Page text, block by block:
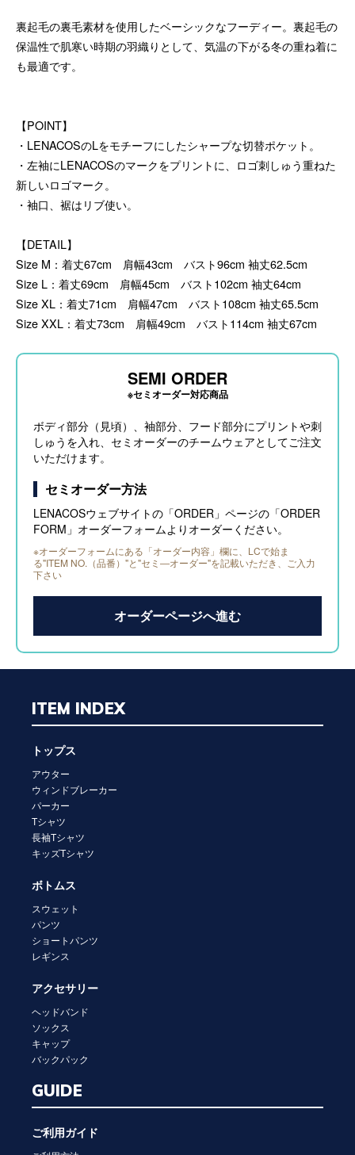
裏起毛の裏毛素材を使用したベーシックなフーディー。裏起毛の
保温性で肌寒い時期の羽織りとして、気温の下がる冬の重ね着に
も最適です。
【POINT】
・LENACOSのLをモチーフにしたシャープな切替ポケット。
・左袖にLENACOSのマークをプリントに、ロゴ刺しゅう重ねた
新しいロゴマーク。
・袖口、裾はリブ使い。
【DETAIL】
Size M：着丈67cm 肩幅43cm バスト96cm 袖丈62.5cm
Size L：着丈69cm 肩幅45cm バスト102cm 袖丈64cm
Size XL：着丈71cm 肩幅47cm バスト108cm 袖丈65.5cm
Size XXL：着丈73cm 肩幅49cm バスト114cm 袖丈67cm
SEMI ORDER
※セミオーダー対応商品
ボディ部分（見頃）、袖部分、フード部分にプリントや刺
しゅうを入れ、セミオーダーのチームウェアとしてご注文
いただけます。
セミオーダー方法
LENACOSウェブサイトの「ORDER」ページの「ORDER
FORM」オーダーフォームよりオーダーください。
※オーダーフォームにある「オーダー内容」欄に、LCで始ま
る"ITEM NO.（品番）"と"セミ―オーダー"を記載いただき、ご入力
下さい
オーダーページへ進む
ITEM INDEX
トップス
アウター
ウィンドブレーカー
パーカー
Tシャツ
長袖Tシャツ
キッズTシャツ
ボトムス
スウェット
パンツ
ショートパンツ
レギンス
アクセサリー
ヘッドバンド
ソックス
キャップ
バックパック
GUIDE
ご利用ガイド